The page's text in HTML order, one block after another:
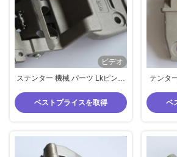
ビデオ
ステンター 機械 パーツ Lkピンホ
テクター 76mm 中心距離 針ホル
ダー
ベストプライスを取得
テンタ
ル
ベ